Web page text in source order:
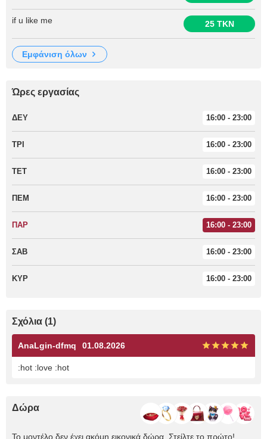
if u like me 25 TKN
εμφάνιση όλων
Ώρες εργασίας
ΔΕΥ 16:00 - 23:00
ΤΡΙ 16:00 - 23:00
ΤΕΤ 16:00 - 23:00
ΠΕΜ 16:00 - 23:00
ΠΑΡ 16:00 - 23:00
ΣΑΒ 16:00 - 23:00
ΚΥΡ 16:00 - 23:00
Σχόλια (1)
AnaLgin-dfmq 01.08.2026
:hot :love :hot
Δώρα
Το μοντέλο δεν έχει ακόμη εικονικά δώρα. Στείλτε το πρώτο!